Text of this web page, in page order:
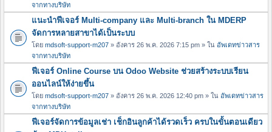
จากทางบริษัท
แนะนำฟีเจอร์ Multi-company และ Multi-branch ใน MDERP
จัดการหลายสาขาได้เป็นระบบ
โดย mdsoft-support-m207 » อังคาร 26 พ.ค. 2026 7:15 pm » ใน อัพเดทข่าวสาร
จากทางบริษัท
ฟีเจอร์ Online Course บน Odoo Website ช่วยสร้างระบบเรียน
ออนไลน์ให้ง่ายขึ้น
โดย mdsoft-support-m207 » อังคาร 26 พ.ค. 2026 12:40 pm » ใน อัพเดทข่าวสาร
จากทางบริษัท
ฟีเจอร์จัดการข้อมูลเช่า เช็กอินลูกค้าได้รวดเร็ว ครบในขั้นตอนเดียว